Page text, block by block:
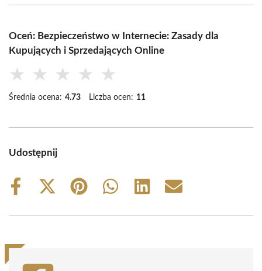
Oceń: Bezpieczeństwo w Internecie: Zasady dla
Kupujących i Sprzedających Online
★ ★ ★ ★ ★
Średnia ocena: 4.73 Liczba ocen: 11
Udostępnij
Share
Share
(Twitter)
Share
Share
Share
Share